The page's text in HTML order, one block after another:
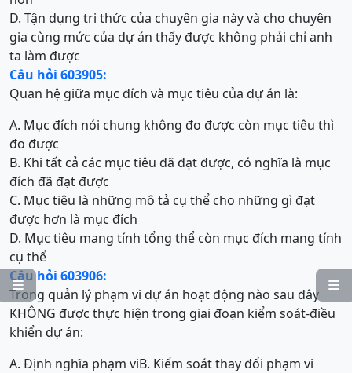


D. Tận dụng tri thức của chuyên gia này và cho chuyên
gia cùng mức của dự án thấy được không phải chỉ anh
ta làm được
Câu hỏi 603905:
Quan hệ giữa mục đích và mục tiêu của dự án là:
A. Mục đích nói chung không đo được còn mục tiêu thì
đo được
B. Khi tất cả các mục tiêu đã đạt được, có nghĩa là mục
đích đã đạt được
C. Mục tiêu là những mô tả cụ thể cho những gì đạt
được hơn là mục đích
D. Mục tiêu mang tính tổng thể còn mục đích mang tính
cụ thể
Câu hỏi 603906:
Trong quản lý phạm vi dự án hoạt động nào sau đây
KHÔNG được thực hiện trong giai đoạn kiểm soát-điều
khiển dự án:
A. Định nghĩa phạm viB. Kiểm soát thay đổi phạm vi